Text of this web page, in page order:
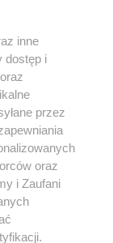
być powielany i
sposób (w tym
inne
dostęp i
przez
oraz
i Zaufani